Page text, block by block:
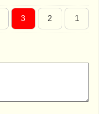
3 2 1